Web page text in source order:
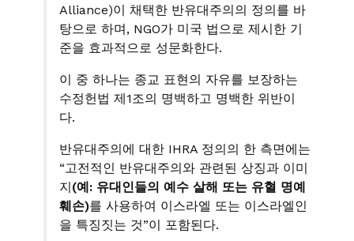
Alliance)이 채택한 반유대주의의 정의를 바
탕으로 하며, NGO가 미국 법으로 제시한 기
준을 효과적으로 성문화한다.
이 중 하나는 종교 표현의 자유를 보장하는
수정헌법 제1조의 명백하고 명백한 위반이
다.
반유대주의에 대한 IHRA 정의의 한 측면에는
“고전적인 반유대주의와 관련된 상징과 이미
지 (예: 유대인들의 예수 살해 또는 유혈 명예
훼손)를 사용하여 이스라엘 또는 이스라엘인
을 특징짓는 것”이 포함된다.